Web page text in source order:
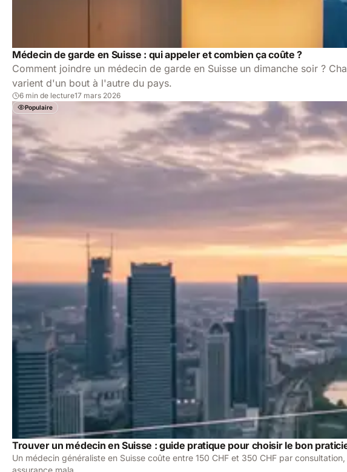
Médecin de garde en Suisse : qui appeler et combien ça coûte ?
Comment joindre un médecin de garde en Suisse un dimanche soir ?
varient d'un bout à l'autre du pays.
6 min de lecture17 mars 2026
Populaire
Trouver un médecin en Suisse : guide pratique pour choisir le bon
Un médecin généraliste en Suisse coûte entre 150 CHF et 350 CHF par
assurance mala